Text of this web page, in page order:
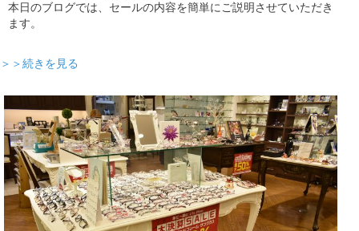
本日のブログでは、セールの内容を簡単にご説明させていただき
ます。
＞＞続きを見る